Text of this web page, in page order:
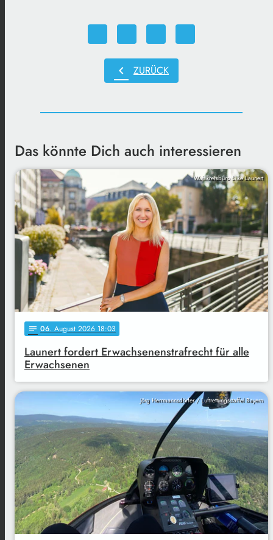
chevron_left ZURÜCK
Das könnte Dich auch interessieren
Wahlkreisbüro Silke Launert
notes 06. August 2026 18:03
Launert fordert Erwachsenenstrafrecht für alle
Erwachsenen
Jörg Herrmannsdörfer / Luftrettungsstaffel Bayern